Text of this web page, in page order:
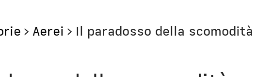
> Aerei > Il paradosso della scomodità